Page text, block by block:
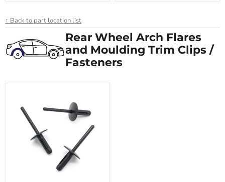
↑ Back to part location list
Rear Wheel Arch Flares
and Moulding Trim Clips /
Fasteners